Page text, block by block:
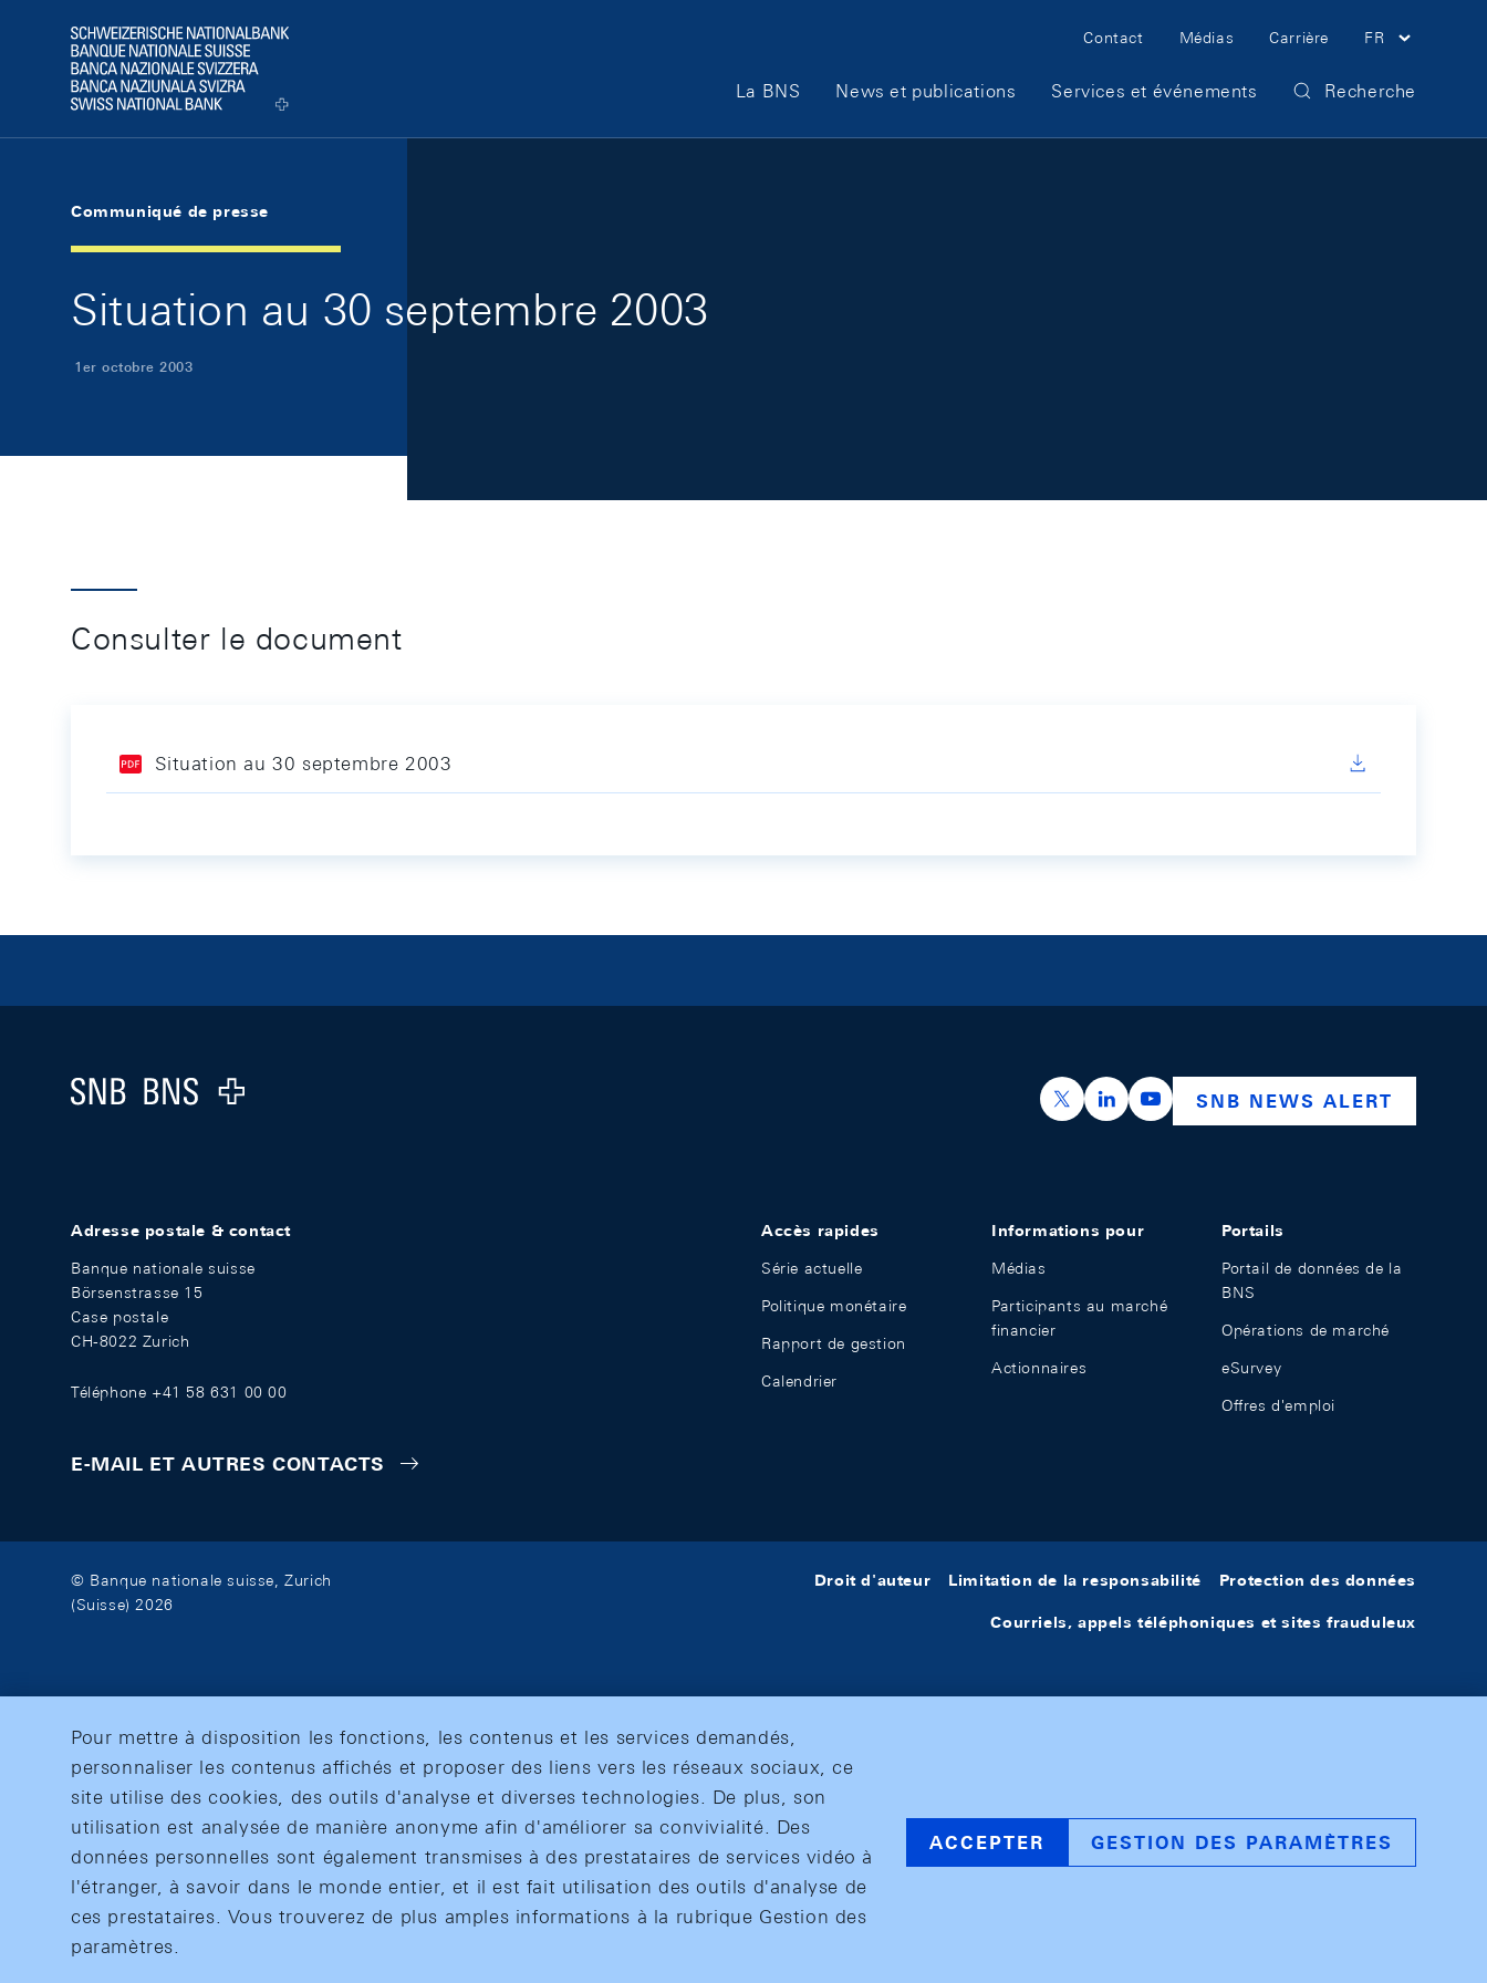
Logo
Meta Navigation
Contact Médias Carrière FR
Main Navigation
La BNS News et publications Services et événements Recherche
Communiqué de presse
Situation au 30 septembre 2003
1er octobre 2003
Consulter le document
Situation au 30 septembre 2003
Logo
https://x.com/snb_bns
https://ch.linkedin.com/company/swiss-
https://www.youtube.com/
SNB NEWS ALERT
Adresse postale & contact
Banque nationale suisse
Börsenstrasse 15
Case postale
CH-8022 Zurich
Téléphone +41 58 631 00 00
E-MAIL ET AUTRES CONTACTS
Accès rapides
Série actuelle
Politique monétaire
Rapport de gestion
Calendrier
Informations pour
Médias
Participants au marché
financier
Actionnaires
Portails
Portail de données de la
BNS
Opérations de marché
eSurvey
Offres d'emploi
© Banque nationale suisse, Zurich
(Suisse) 2026
Droit d'auteur Limitation de la responsabilité Protection des données
Courriels, appels téléphoniques et sites frauduleux
Pour mettre à disposition les fonctions, les contenus et les services demandés,
personnaliser les contenus affichés et proposer des liens vers les réseaux sociaux, ce
site utilise des cookies, des outils d'analyse et diverses technologies. De plus, son
utilisation est analysée de manière anonyme afin d'améliorer sa convivialité. Des
données personnelles sont également transmises à des prestataires de services vidéo à
l'étranger, à savoir dans le monde entier, et il est fait utilisation des outils d'analyse de
ces prestataires. Vous trouverez de plus amples informations à la rubrique Gestion des
paramètres.
ACCEPTER GESTION DES PARAMÈTRES